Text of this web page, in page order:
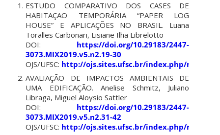
ESTUDO COMPARATIVO DOS CASES DE
HABITAÇÃO TEMPORÁRIA “PAPER LOG
HOUSE” E APLICAÇÕES NO BRASIL. Luana
Toralles Carbonari, Lisiane Ilha Librelotto
DOI: https://doi.org/10.29183/2447-
3073.MIX2019.v5.n2.19-30
OJS/UFSC: http://ojs.sites.ufsc.br/index.php/
AVALIAÇÃO DE IMPACTOS AMBIENTAIS DE
UMA EDIFICAÇÃO. Anelise Schmitz, Juliano
Libraga, Miguel Aloysio Sattler
DOI: https://doi.org/10.29183/2447-
3073.MIX2019.v5.n2.31-42
OJS/UFSC: http://ojs.sites.ufsc.br/index.php/